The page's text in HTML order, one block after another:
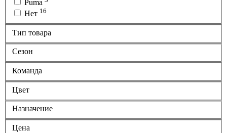
Puma
Нет 16
Тип товара
Сезон
Команда
Цвет
Назначение
Цена